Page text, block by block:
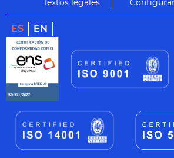
Textos legales
ES EN